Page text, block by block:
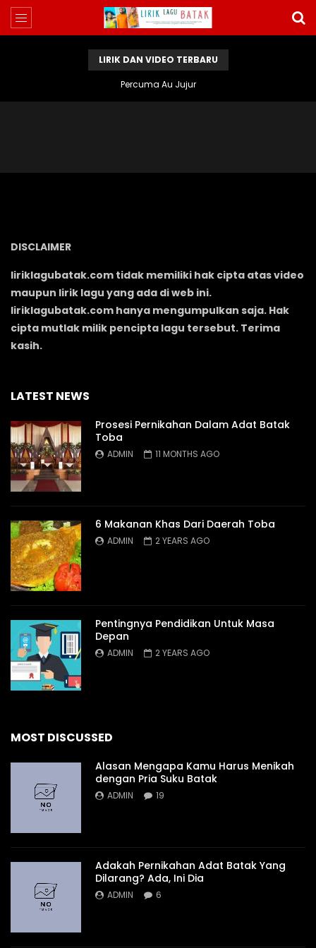
LIRIK DAN VIDEO TERBARU
Percuma Au Jujur
DISCLAIMER
liriklagubatak.com tidak memiliki hak cipta atas video
maupun lirik lagu yang ada di web ini.
liriklagubatak.com hanya mengumpulkan saja. Hak
cipta mutlak milik pencipta lagu tersebut. Terima
kasih.
LATEST NEWS
Prosesi Pernikahan Dalam Adat Batak
Toba
ADMIN 11 MONTHS AGO
6 Makanan Khas Dari Daerah Toba
ADMIN 2 YEARS AGO
Pentingnya Pendidikan Untuk Masa
Depan
ADMIN 2 YEARS AGO
MOST DISCUSSED
Alasan Mengapa Kamu Harus Menikah
dengan Pria Suku Batak
ADMIN 19
Adakah Pernikahan Adat Batak Yang
Dilarang? Ada, Ini Dia
ADMIN 6